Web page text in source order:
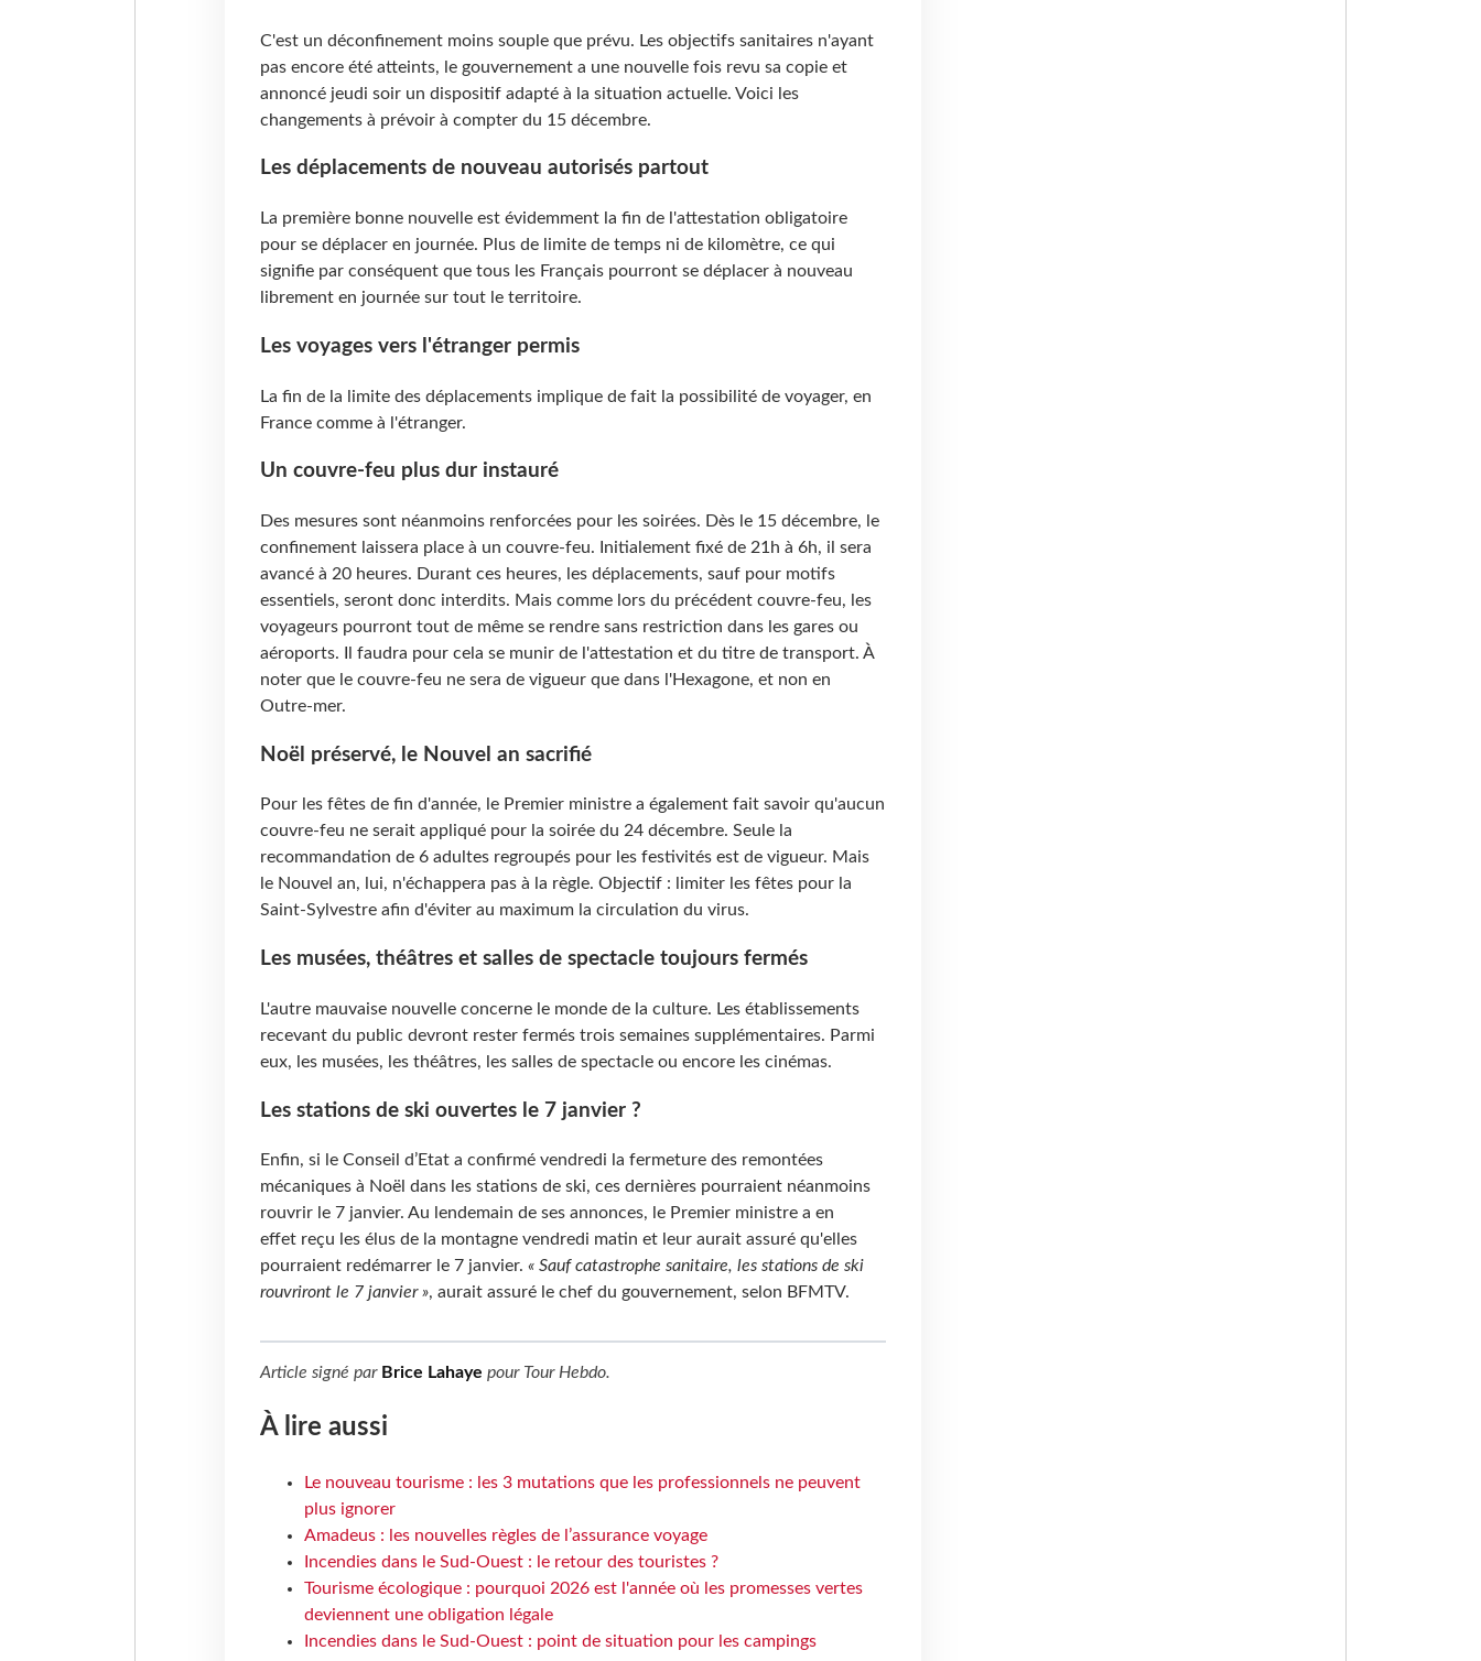
C'est un déconfinement moins souple que prévu. Les objectifs sanitaires n'ayant
pas encore été atteints, le gouvernement a une nouvelle fois revu sa copie et
annoncé jeudi soir un dispositif adapté à la situation actuelle. Voici les
changements à prévoir à compter du 15 décembre.
Les déplacements de nouveau autorisés partout
La première bonne nouvelle est évidemment la fin de l'attestation obligatoire
pour se déplacer en journée. Plus de limite de temps ni de kilomètre, ce qui
signifie par conséquent que tous les Français pourront se déplacer à nouveau
librement en journée sur tout le territoire.
Les voyages vers l'étranger permis
La fin de la limite des déplacements implique de fait la possibilité de voyager, en
France comme à l'étranger.
Un couvre-feu plus dur instauré
Des mesures sont néanmoins renforcées pour les soirées. Dès le 15 décembre, le
confinement laissera place à un couvre-feu. Initialement fixé de 21h à 6h, il sera
avancé à 20 heures. Durant ces heures, les déplacements, sauf pour motifs
essentiels, seront donc interdits. Mais comme lors du précédent couvre-feu, les
voyageurs pourront tout de même se rendre sans restriction dans les gares ou
aéroports. Il faudra pour cela se munir de l'attestation et du titre de transport. À
noter que le couvre-feu ne sera de vigueur que dans l'Hexagone, et non en
Outre-mer.
Noël préservé, le Nouvel an sacrifié
Pour les fêtes de fin d'année, le Premier ministre a également fait savoir qu'aucun
couvre-feu ne serait appliqué pour la soirée du 24 décembre. Seule la
recommandation de 6 adultes regroupés pour les festivités est de vigueur. Mais
le Nouvel an, lui, n'échappera pas à la règle. Objectif : limiter les fêtes pour la
Saint-Sylvestre afin d'éviter au maximum la circulation du virus.
Les musées, théâtres et salles de spectacle toujours fermés
L'autre mauvaise nouvelle concerne le monde de la culture. Les établissements
recevant du public devront rester fermés trois semaines supplémentaires. Parmi
eux, les musées, les théâtres, les salles de spectacle ou encore les cinémas.
Les stations de ski ouvertes le 7 janvier ?
Enfin, si le Conseil d’Etat a confirmé vendredi la fermeture des remontées
mécaniques à Noël dans les stations de ski, ces dernières pourraient néanmoins
rouvrir le 7 janvier. Au lendemain de ses annonces, le Premier ministre a en
effet reçu les élus de la montagne vendredi matin et leur aurait assuré qu'elles
pourraient redémarrer le 7 janvier. « Sauf catastrophe sanitaire, les stations de ski
rouvriront le 7 janvier », aurait assuré le chef du gouvernement, selon BFMTV.
Article signé par Brice Lahaye pour Tour Hebdo.
À lire aussi
Le nouveau tourisme : les 3 mutations que les professionnels ne peuvent
plus ignorer
Amadeus : les nouvelles règles de l’assurance voyage
Incendies dans le Sud-Ouest : le retour des touristes ?
Tourisme écologique : pourquoi 2026 est l'année où les promesses vertes
deviennent une obligation légale
Incendies dans le Sud-Ouest : point de situation pour les campings